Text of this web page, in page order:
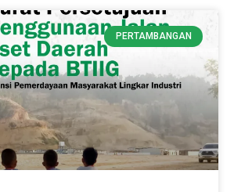
PERTAMBANGAN